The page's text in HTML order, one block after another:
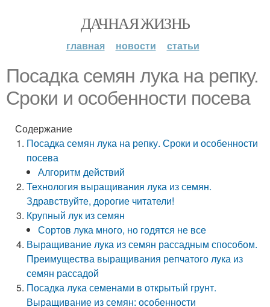
ДАЧНАЯ ЖИЗНЬ
главная новости статьи
Посадка семян лука на репку.
Сроки и особенности посева
Содержание
Посадка семян лука на репку. Сроки и особенности
посева
Алгоритм действий
Технология выращивания лука из семян.
Здравствуйте, дорогие читатели!
Крупный лук из семян
Сортов лука много, но годятся не все
Выращивание лука из семян рассадным способом.
Преимущества выращивания репчатого лука из
семян рассадой
Посадка лука семенами в открытый грунт.
Выращивание из семян: особенности